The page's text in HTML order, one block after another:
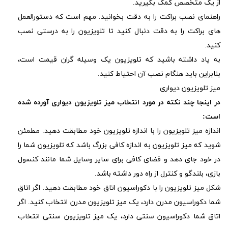
از یک متخصص کمک بگیرید.
راهنمای نصب براکت را به دقت بخوانید. مهم است که دستورالعمل
های براکت را به دقت دنبال کنید تا تلویزیون را به درستی نصب
کنید.
به یاد داشته باشید که تلویزیون یک وسیله گران قیمت است،
بنابراین باید هنگام نصب آن احتیاط کنید.
میز تلویزیون دیواری
در اینجا چند نکته در مورد انتخاب میز تلویزیون دیواری آورده شده
است:
اندازه میز تلویزیون را با اندازه تلویزیون خود مطابقت دهید. مطمئن
شوید که میز تلویزیون به اندازه کافی بزرگ باشد که تلویزیون شما را
در خود جای دهد و فضای کافی برای سایر وسایل شما مانند کنسول
بازی، بلندگو و کنترل از راه دور داشته باشد.
شکل میز تلویزیون را با دکوراسیون اتاق خود مطابقت دهید. اگر اتاق
شما دکوراسیون مدرن دارد، یک میز تلویزیون مدرن انتخاب کنید. اگر
اتاق شما دکوراسیون سنتی دارد، یک میز تلویزیون سنتی انتخاب